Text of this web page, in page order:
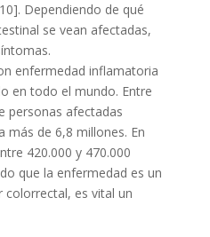
Dependiendo de qué
se vean afectadas,
enfermedad inflamatoria
en todo el mundo. Entre
personas afectadas
más de 6,8 millones. En
420.000 y 470.000
que la enfermedad es un
colorrectal, es vital un